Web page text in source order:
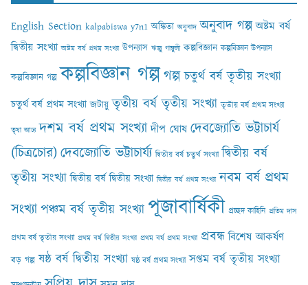
English Section kalpabiswa y7n1 অঙ্কিতা অনুবাদ অনুবাদ গল্প অষ্টম বর্ষ
দ্বিতীয় সংখ্যা অষ্টম বর্ষ প্রথম সংখ্যা উপন্যাস ঋজু গাঙ্গুলী কল্পবিজ্ঞান কল্পবিজ্ঞান উপন্যাস
কল্পবিজ্ঞান গল্প কল্পবিজ্ঞান গল্পগল্প চতুর্থ বর্ষ তৃতীয় সংখ্যা
চতুর্থ বর্ষ প্রথম সংখ্যা জটায়ু তৃতীয় বর্ষ তৃতীয় সংখ্যা তৃতীয় বর্ষ প্রথম সংখ্যা
তৃষা আঢ‍্য দশম বর্ষ প্রথম সংখ্যা দীপ ঘোষ দেবজ্যোতি ভট্টাচার্য
(চিত্রচোর)দেবজ্যোতি ভট্টাচার্য্য দ্বিতীয় বর্ষ চতুর্থ সংখ্যা দ্বিতীয় বর্ষ
তৃতীয় সংখ্যা দ্বিতীয় বর্ষ দ্বিতীয় সংখ্যা দ্বিতীয় বর্ষ প্রথম সংখ্যা নবম বর্ষ প্রথম
সংখ্যাপঞ্চম বর্ষ তৃতীয় সংখ্যা পূজাবার্ষিকী প্রচ্ছদ কাহিনি প্রতিম দাস
প্রথম বর্ষ তৃতীয় সংখ্যা প্রথম বর্ষ দ্বিতীয় সংখ্যা প্রথম বর্ষ প্রথম সংখ্যা প্রবন্ধ বিশেষ আকর্ষণ
বড় গল্প ষষ্ঠ বর্ষ দ্বিতীয় সংখ্যা ষষ্ঠ বর্ষ প্রথম সংখ্যা সপ্তম বর্ষ তৃতীয় সংখ্যা